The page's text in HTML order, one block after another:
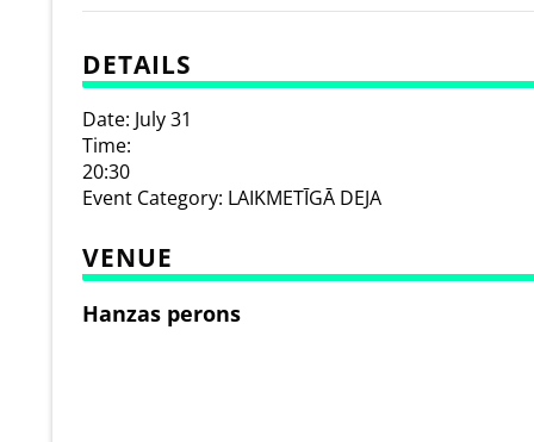
DETAILS
Date: July 31
Time:
20:30
Event Category: LAIKMETĪGĀ DEJA
VENUE
Hanzas perons